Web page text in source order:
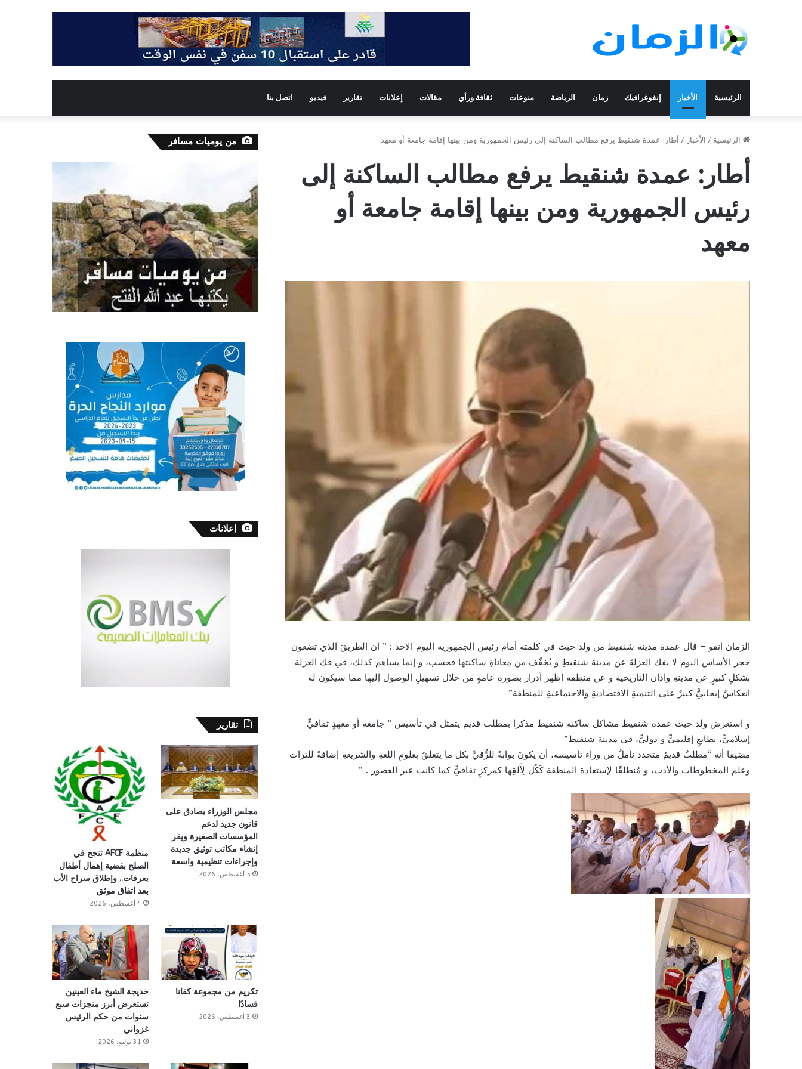
الرئيسية الأخبار إنفوغرافيك زمان الرياضة منوعات ثقافة ورأي مقالات إعلانات تقارير فيديو اتصل بنا
الرئيسية / الأخبار / أطار: عمدة شنقيط يرفع مطالب الساكنة إلى رئيس الجمهورية ومن بينها إقامة جامعة أو معهد
أطار: عمدة شنقيط يرفع مطالب الساكنة إلى
رئيس الجمهورية ومن بينها إقامة جامعة أو
معهد
الزمان أنفو – قال عمدة مدينة شنقيط من ولد حبت في كلمته أمام رئيس الجمهورية اليوم الاحد : ” إن الطريقَ الذي تضعون
حجر الأساس اليوم لا يفك العزلةَ عن مدينة شنقيطِ و يُخفّف من معاناةِ ساكنتها فحسب، و إنما يساهم كذلك، في فك العزلة
بشكلٍ كبيرٍ عن مدينةِ وادان التاريخية و عن منطقة أظهر آدرار بصورة عامةٍ من خلال تسهيلِ الوصول إليها مما سيكون له
انعكاسٌ إيجابيٌّ كبيرٌ على التنميةِ الاقتصاديةِ والاجتماعيةِ للمنطقة”
و استعرض ولد حبت عمدة شنقيط مشاكل ساكنة شنقيط مذكرا بمطلب قديم يتمثل في تأسيس ” جامعة أو معهدٍ ثقافيٍّ
إسلاميٍّ، بطابعٍ إقليميٍّ و دوليٍّ، في مدينة شنقيط”
مضيفا أنه “مطلبٌ قديمٌ متجدد نأملُ من وراء تأسيسه، أن يكونَ بوابةً للرُّقيِّ بكل ما يتعلقُ بعلومِ اللغةِ والشريعةِ إضافةً للتراث
وعلم المخطوطات والأدب، و مُنطلقًا لإستعادة المنطقة كَكُل لِأَلقِها كمركزٍ ثقافيٍّ كما كانت عبر العصور . ”
من يوميات مسافر
إعلانات
تقارير
مجلس الوزراء يصادق على
قانون جديد لدعم
المؤسسات الصغيرة ويقر
إنشاء مكاتب توثيق جديدة
وإجراءات تنظيمية واسعة
5 أغسطس، 2026
منظمة AFCF تنجح في
الصلح بقضية إهمال أطفال
بعرفات.. وإطلاق سراح الأب
بعد اتفاق موثق
4 أغسطس، 2026
تكريم من مجموعة كفانا
فسادًا
3 أغسطس، 2026
خديجة الشيخ ماء العينين
تستعرض أبرز منجزات سبع
سنوات من حكم الرئيس
غزواني
31 يوليو، 2026